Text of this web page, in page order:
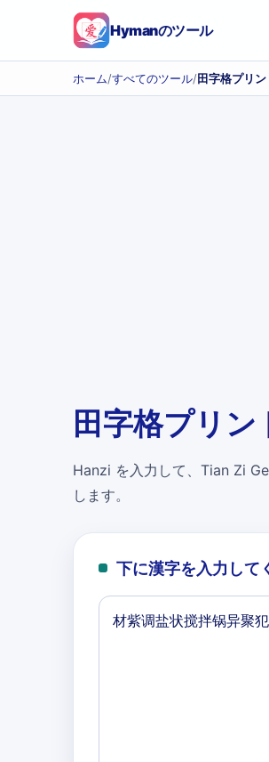
Hymanのツール
ホーム/すべてのツール/田字格プリン
田字格プリン
Hanzi を入力して、Tian Zi
します。
下に漢字を入力して